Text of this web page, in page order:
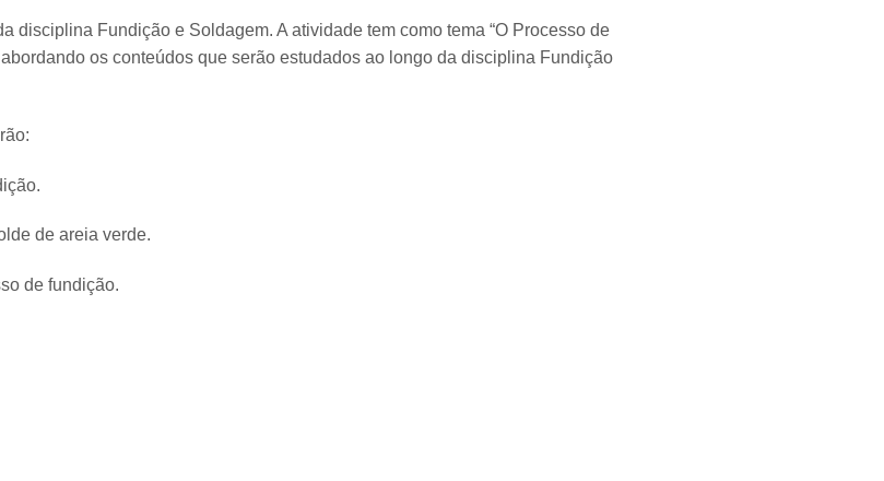
disciplina Fundição e Soldagem. A atividade tem como tema “O Processo de
os conteúdos que serão estudados ao longo da disciplina Fundição
de areia verde.
de fundição.